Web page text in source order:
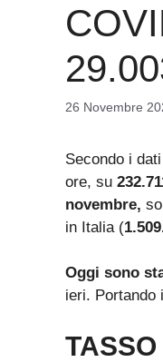
26 Novembre
Secondo i
ore, su
novembre,
in Italia (
Oggi sono
ieri. Portando